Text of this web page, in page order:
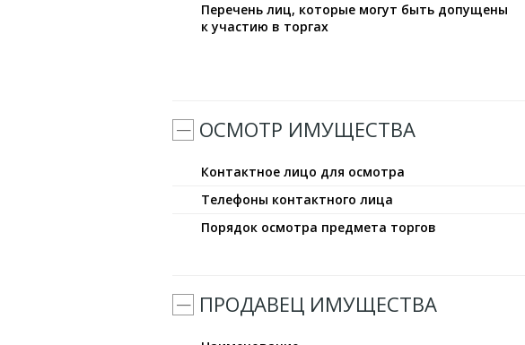
Перечень лиц, которые могут быть допущены
к участию в торгах
ОСМОТР ИМУЩЕСТВА
Контактное лицо для осмотра
Телефоны контактного лица
Порядок осмотра предмета торгов
ПРОДАВЕЦ ИМУЩЕСТВА